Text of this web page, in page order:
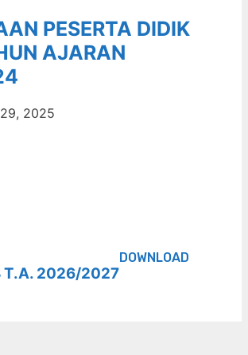
PESERTA DIDIK
AJARAN
2025
T.A. 2026/2027
DOWNLOAD